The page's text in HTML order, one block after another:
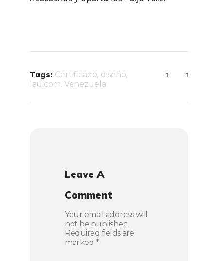
Tags: Certificado, diseño,
lauicom,Venezuela
Leave A
Comment
Your email address will
not be published.
Required fields are
marked *